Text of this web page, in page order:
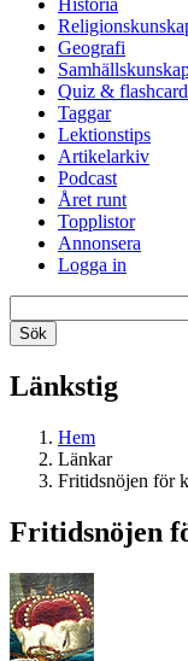
Historia
Geografi
Quiz &
Taggar
Lektionstips
Artikelarkiv
Podcast
Året runt
Topplistor
Annonsera
Logga in
Länkstig
Hem
Länkar
Fritidsnöjen för
Fritidsnöjen